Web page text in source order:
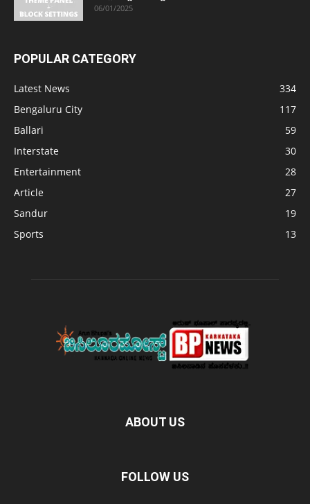
06/01/2025
POPULAR CATEGORY
Latest News
334
Bengaluru City
117
Ballari
59
Interstate
30
Entertainment
28
Article
27
Sandur
19
Sports
13
ABOUT US
FOLLOW US